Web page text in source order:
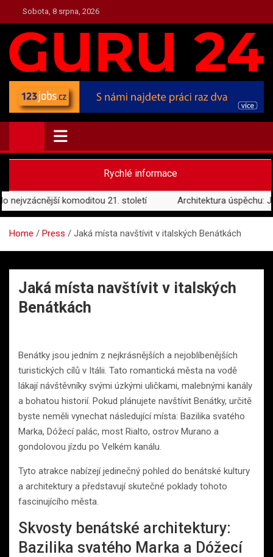
to
content
Sobota, 8 srpna, 2026
PRESS.GURU24.CZ
PRESS, AKTUALITY A ZAJÍMAVOSTI
Rychlé informace
komoditou 21. století Architektura úspěchu: Jak
Home Press Jaká místa navštívit v italských Benátkách
Jaká místa navštívit v italských
Benátkách
Benátky jsou jedním z nejkrásnějších a nejoblíbenějších
turistických cílů v Itálii. Tato romantická města na vodě
lákají návštěvníky svými úzkými uličkami, malebnými kanály
a bohatou historií. Pokud plánujete navštívit Benátky, určitě
byste neměli vynechat následující místa: Bazilika svatého
Marka, Dóžecí palác, most Rialto, ostrov Murano a
gondolovou jízdu po Velkém kanálu.
Tyto atrakce nabízejí jedinečný pohled do benátské kultury
a architektury a představují skutečné poklady tohoto
fascinujícího města.
Skvosty benátské architektury:
Bazilika svatého Marka a Dóžecí